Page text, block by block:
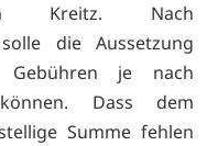
Kreitz. Nach
die Aussetzung
je nach
Dass dem
Summe fehlen